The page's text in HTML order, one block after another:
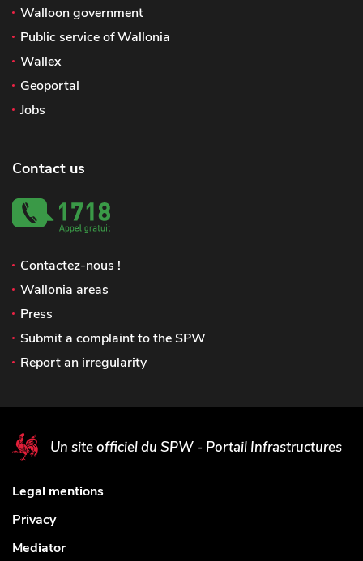
Walloon government
Public service of Wallonia
Wallex
Geoportal
Jobs
Contact us
Contactez-nous !
Wallonia areas
Press
Submit a complaint to the SPW
Report an irregularity
Un site officiel du SPW - Portail Infrastructures
Legal mentions
Privacy
Mediator